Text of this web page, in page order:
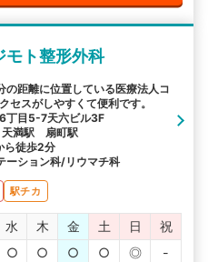
モト整形外科
距離に位置している医療法人コ
セスがしやすくて便利です。
丁目5-7天六ビル3F
天満駅 扇町駅
ら徒歩2分
ーション科/リウマチ科
駅チカ
水 木 金 土 日
祝
○ ○ ○ ○ ◎
-